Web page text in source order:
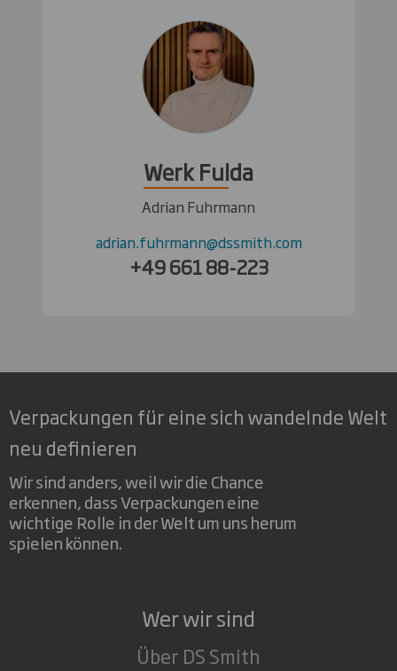
Werk Fulda
Adrian Fuhrmann
adrian.fuhrmann@dssmith.com
+49 661 88-223
Verpackungen für eine sich wandelnde Welt
neu definieren
Wir sind anders, weil wir die Chance
erkennen, dass Verpackungen eine
wichtige Rolle in der Welt um uns herum
spielen können.
Wer wir sind
Über DS Smith